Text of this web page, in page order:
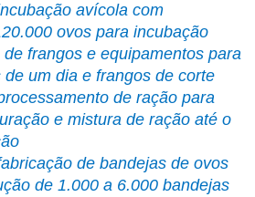
avícola com
ovos para incubação
frangos e equipamentos para
um dia e frangos de corte
de ração para
e mistura de ração até o
de bandejas de ovos
de 1.000 a 6.000 bandejas